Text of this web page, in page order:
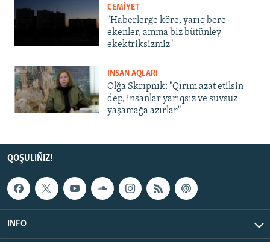
CEMİYET
"Haberlerge köre, yarıq bere
ekenler, amma biz bütünley
ekektriksizmiz"
İNSAN AQLARI
Olğa Skrıpnık: "Qırım azat etilsin
dep, insanlar yarıqsız ve suvsuz
yaşamağa azırlar"
QOŞULIÑIZ!
INFO